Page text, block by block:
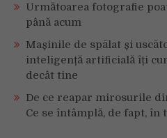
Următoarea fotografie
până acum
Mașinile de spălat și
inteligență artificială îți
decât tine
De ce reapar mirosurile
Ce se întâmplă, de fapt, în